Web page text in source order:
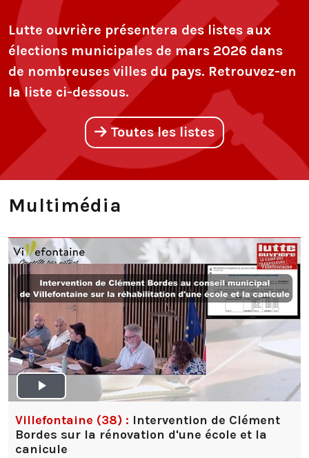
Lutte ouvrière présentera des listes aux
élections municipales de mars 2026 dans
de nombreuses villes du pays. Retrouvez-en
la liste ci-dessous.
Toutes les listes
Multimédia
Villefontaine (38) : Intervention de Clément
Bordes sur la rénovation d'une école et la
canicule